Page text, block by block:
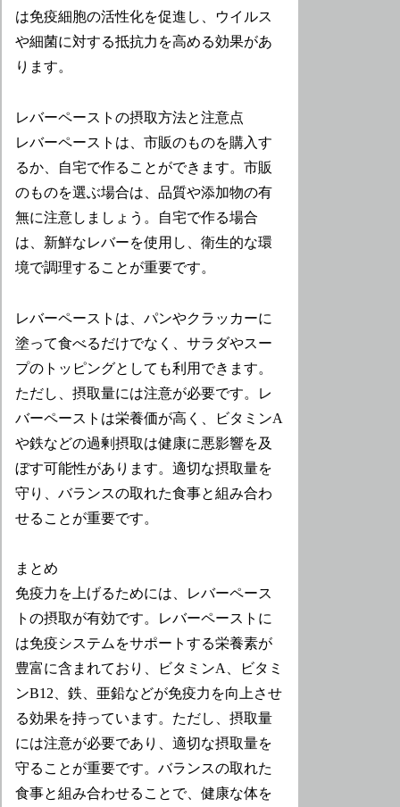
は免疫細胞の活性化を促進し、ウイルス
や細菌に対する抵抗力を高める効果があ
ります。
レバーペーストの摂取方法と注意点
レバーペーストは、市販のものを購入す
るか、自宅で作ることができます。市販
のものを選ぶ場合は、品質や添加物の有
無に注意しましょう。自宅で作る場合
は、新鮮なレバーを使用し、衛生的な環
境で調理することが重要です。
レバーペーストは、パンやクラッカーに
塗って食べるだけでなく、サラダやスー
プのトッピングとしても利用できます。
ただし、摂取量には注意が必要です。レ
バーペーストは栄養価が高く、ビタミンA
や鉄などの過剰摂取は健康に悪影響を及
ぼす可能性があります。適切な摂取量を
守り、バランスの取れた食事と組み合わ
せることが重要です。
まとめ
免疫力を上げるためには、レバーペース
トの摂取が有効です。レバーペーストに
は免疫システムをサポートする栄養素が
豊富に含まれており、ビタミンA、ビタミ
ンB12、鉄、亜鉛などが免疫力を向上させ
る効果を持っています。ただし、摂取量
には注意が必要であり、適切な摂取量を
守ることが重要です。バランスの取れた
食事と組み合わせることで、健康な体を